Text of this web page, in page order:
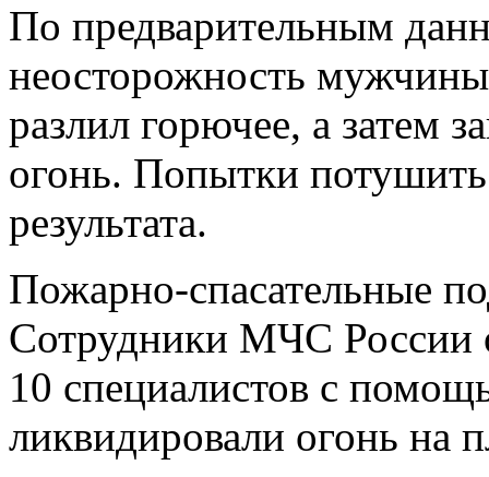
По предварительным
неосторожность
разлил горючее, а затем
огонь. Попытки
результата.
Пожарно‑спасательные
Сотрудники МЧС России
10 специалистов с
ликвидировали огонь на